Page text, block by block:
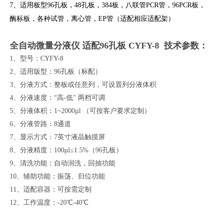
7、适用板型96孔板，48孔板，384板，八联管PCR管，96PCR板，
酶标板，各种试管，离心管，EP管（适配相应适配架）
全自动微量分液仪 适配96孔板 CYFY-8 技术参数：
1、 型号： CYFY-8
2、 适用版型： 96孔板（标配）
3、 分液方式：整板或任意列，可设置列分液体积
4、 分液速度： “高-低" 两档可调
5、 分液体积： 1~2000µl （可按客户要求定制）
6、 分液管路： 8通道
7、 显示方式： 7英寸液晶触摸屏
8、 分液精度： 100µl≤1.5%（96孔板）
9、 清洗功能：自动润洗，回抽功能
10、 辅助功能：振荡、归位功能
11、 适配容器：可按需定制
12、 工作温度： -20℃-40℃